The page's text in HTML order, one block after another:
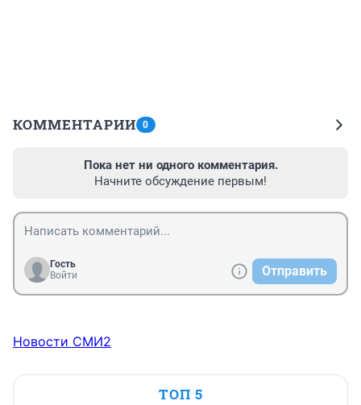
КОММЕНТАРИИ 0
Пока нет ни одного комментария.
Начните обсуждение первым!
Гость
Войти
Отправить
Новости СМИ2
ТОП 5